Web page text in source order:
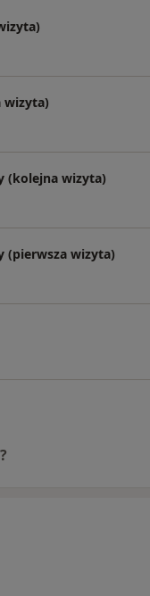
wizyta)
(kolejna wizyta)
(pierwsza wizyta)